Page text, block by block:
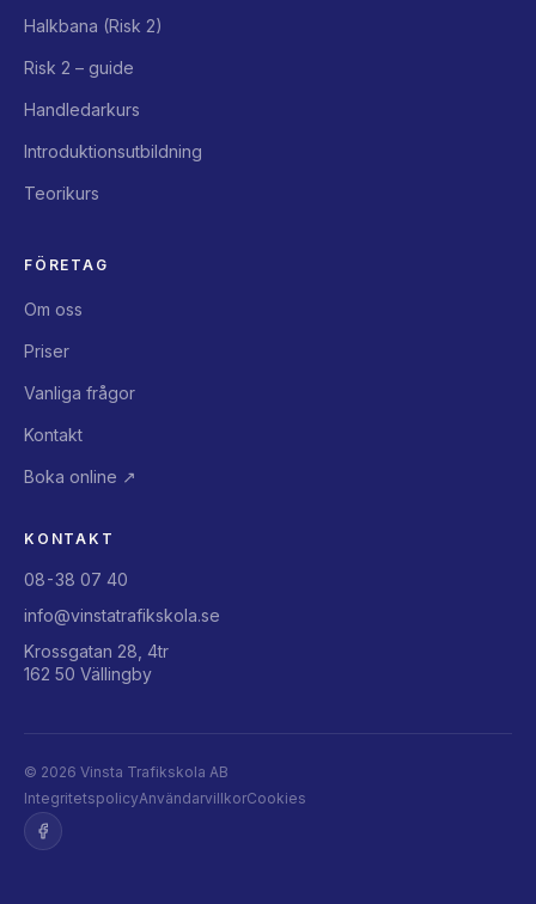
Halkbana (Risk 2)
Risk 2 – guide
Handledarkurs
Introduktionsutbildning
Teorikurs
FÖRETAG
Om oss
Priser
Vanliga frågor
Kontakt
Boka online ↗
KONTAKT
08-38 07 40
info@vinstatrafikskola.se
Krossgatan 28, 4tr
162 50 Vällingby
© 2026 Vinsta Trafikskola AB
IntegritetspolicyAnvändarvillkorCookies